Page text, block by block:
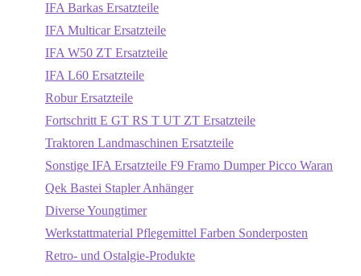
IFA Barkas Ersatzteile
IFA Multicar Ersatzteile
IFA W50 ZT Ersatzteile
IFA L60 Ersatzteile
Robur Ersatzteile
Fortschritt E GT RS T UT ZT Ersatzteile
Traktoren Landmaschinen Ersatzteile
Sonstige IFA Ersatzteile F9 Framo Dumper Picco Waran
Qek Bastei Stapler Anhänger
Diverse Youngtimer
Werkstattmaterial Pflegemittel Farben Sonderposten
Retro- und Ostalgie-Produkte